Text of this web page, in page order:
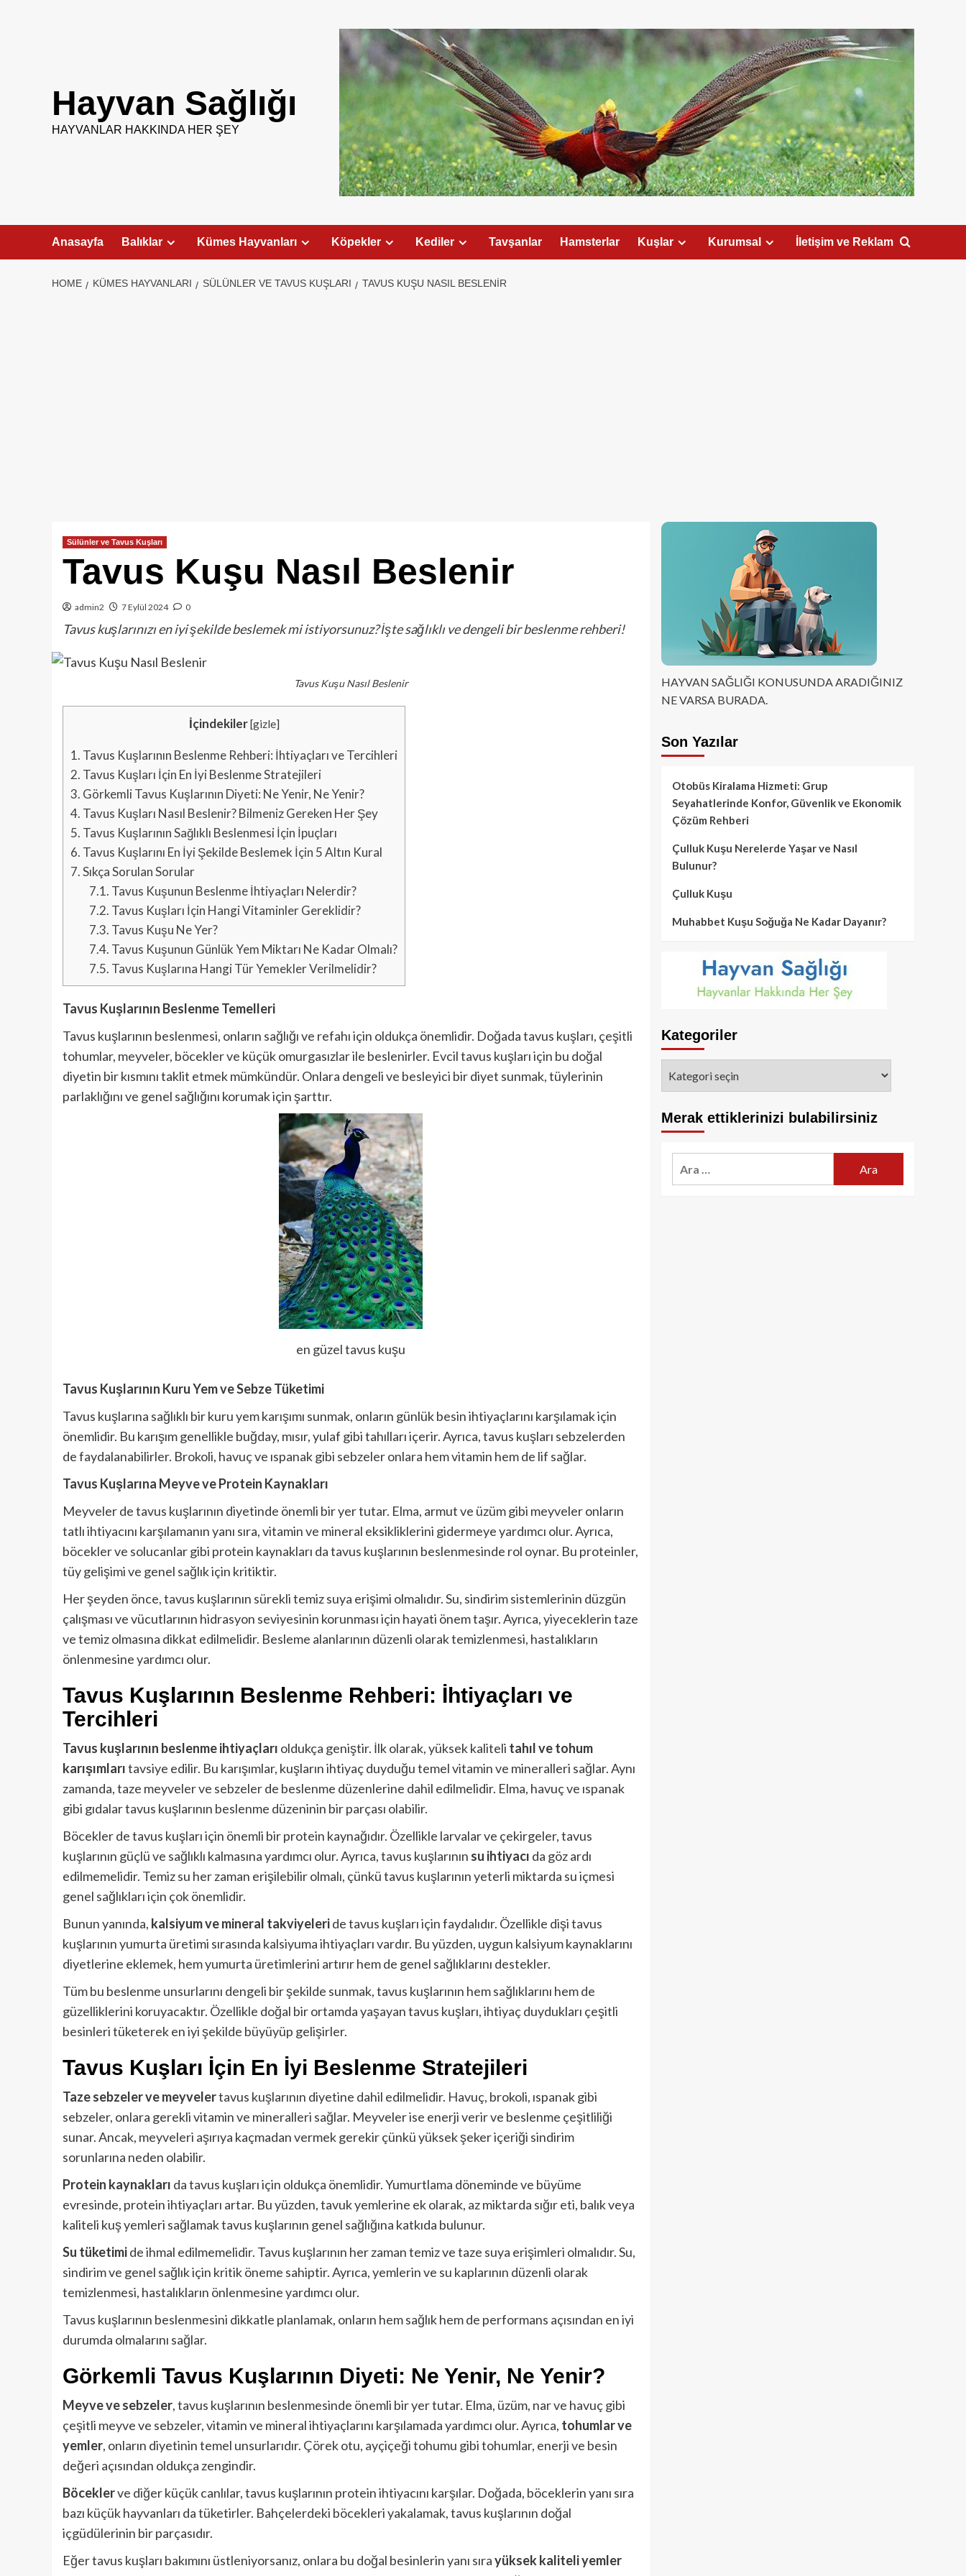
Hayvan Sağlığı
HAYVANLAR HAKKINDA HER ŞEY
Anasayfa Balıklar Kümes Hayvanları Köpekler Kediler Tavşanlar Hamsterlar Kuşlar Kurumsal İletişim ve Reklam
HOME KÜMES HAYVANLARI SÜLÜNLER VE TAVUS KUŞLARI TAVUS KUŞU NASIL BESLENIR
Sülünler ve Tavus Kuşları
Tavus Kuşu Nasıl Beslenir
admin2 7 Eylül 2024 0
Tavus kuşlarınızı en iyi şekilde beslemek mi istiyorsunuz? İşte sağlıklı ve dengeli bir beslenme rehberi!
Tavus Kuşu Nasıl Beslenir
İçindekiler[gizle]
1. Tavus Kuşlarının Beslenme Rehberi: İhtiyaçları ve Tercihleri
2. Tavus Kuşları İçin En İyi Beslenme Stratejileri
3. Görkemli Tavus Kuşlarının Diyeti: Ne Yenir, Ne Yenir?
4. Tavus Kuşları Nasıl Beslenir? Bilmeniz Gereken Her Şey
5. Tavus Kuşlarının Sağlıklı Beslenmesi İçin İpuçları
6. Tavus Kuşlarını En İyi Şekilde Beslemek İçin 5 Altın Kural
7.Sıkça Sorulan Sorular
7.1. Tavus Kuşunun Beslenme İhtiyaçları Nelerdir?
7.2. Tavus Kuşları İçin Hangi Vitaminler Gereklidir?
7.3. Tavus Kuşu Ne Yer?
7.4. Tavus Kuşunun Günlük Yem Miktarı Ne Kadar Olmalı?
7.5. Tavus Kuşlarına Hangi Tür Yemekler Verilmelidir?
Tavus Kuşlarının Beslenme Temelleri
Tavus kuşlarının beslenmesi, onların sağlığı ve refahı için oldukça önemlidir. Doğada tavus kuşları, çeşitli
tohumlar, meyveler, böcekler ve küçük omurgasızlar ile beslenirler. Evcil tavus kuşları için bu doğal
diyetin bir kısmını taklit etmek mümkündür. Onlara dengeli ve besleyici bir diyet sunmak, tüylerinin
parlaklığını ve genel sağlığını korumak için şarttır.
en güzel tavus kuşu
Tavus Kuşlarının Kuru Yem ve Sebze Tüketimi
Tavus kuşlarına sağlıklı bir kuru yem karışımı sunmak, onların günlük besin ihtiyaçlarını karşılamak için
önemlidir. Bu karışım genellikle buğday, mısır, yulaf gibi tahılları içerir. Ayrıca, tavus kuşları sebzelerden
de faydalanabilirler. Brokoli, havuç ve ıspanak gibi sebzeler onlara hem vitamin hem de lif sağlar.
Tavus Kuşlarına Meyve ve Protein Kaynakları
Meyveler de tavus kuşlarının diyetinde önemli bir yer tutar. Elma, armut ve üzüm gibi meyveler onların
tatlı ihtiyacını karşılamanın yanı sıra, vitamin ve mineral eksikliklerini gidermeye yardımcı olur. Ayrıca,
böcekler ve solucanlar gibi protein kaynakları da tavus kuşlarının beslenmesinde rol oynar. Bu proteinler,
tüy gelişimi ve genel sağlık için kritiktir.
Her şeyden önce, tavus kuşlarının sürekli temiz suya erişimi olmalıdır. Su, sindirim sistemlerinin düzgün
çalışması ve vücutlarının hidrasyon seviyesinin korunması için hayati önem taşır. Ayrıca, yiyeceklerin taze
ve temiz olmasına dikkat edilmelidir. Besleme alanlarının düzenli olarak temizlenmesi, hastalıkların
önlenmesine yardımcı olur.
Tavus Kuşlarının Beslenme Rehberi: İhtiyaçları ve
Tercihleri
Tavus kuşlarının beslenme ihtiyaçları oldukça geniştir. İlk olarak, yüksek kaliteli tahıl ve tohum
karışımlarıtavsiye edilir. Bu karışımlar, kuşların ihtiyaç duyduğu temel vitamin ve mineralleri sağlar. Aynı
zamanda, taze meyveler ve sebzeler de beslenme düzenlerine dahil edilmelidir. Elma, havuç ve ıspanak
gibi gıdalar tavus kuşlarının beslenme düzeninin bir parçası olabilir.
Böcekler de tavus kuşları için önemli bir protein kaynağıdır. Özellikle larvalar ve çekirgeler, tavus
kuşlarının güçlü ve sağlıklı kalmasına yardımcı olur. Ayrıca, tavus kuşlarının su ihtiyacı da göz ardı
edilmemelidir. Temiz su her zaman erişilebilir olmalı, çünkü tavus kuşlarının yeterli miktarda su içmesi
genel sağlıkları için çok önemlidir.
Bunun yanında, kalsiyum ve mineral takviyeleride tavus kuşları için faydalıdır. Özellikle dişi tavus
kuşlarının yumurta üretimi sırasında kalsiyuma ihtiyaçları vardır. Bu yüzden, uygun kalsiyum kaynaklarını
diyetlerine eklemek, hem yumurta üretimlerini artırır hem de genel sağlıklarını destekler.
Tüm bu beslenme unsurlarını dengeli bir şekilde sunmak, tavus kuşlarının hem sağlıklarını hem de
güzelliklerini koruyacaktır. Özellikle doğal bir ortamda yaşayan tavus kuşları, ihtiyaç duydukları çeşitli
besinleri tüketerek en iyi şekilde büyüyüp gelişirler.
Tavus Kuşları İçin En İyi Beslenme Stratejileri
Taze sebzeler ve meyvelertavus kuşlarının diyetine dahil edilmelidir. Havuç, brokoli, ıspanak gibi
sebzeler, onlara gerekli vitamin ve mineralleri sağlar. Meyveler ise enerji verir ve beslenme çeşitliliği
sunar. Ancak, meyveleri aşırıya kaçmadan vermek gerekir çünkü yüksek şeker içeriği sindirim
sorunlarına neden olabilir.
Protein kaynakları da tavus kuşları için oldukça önemlidir. Yumurtlama döneminde ve büyüme
evresinde, protein ihtiyaçları artar. Bu yüzden, tavuk yemlerine ek olarak, az miktarda sığır eti, balık veya
kaliteli kuş yemleri sağlamak tavus kuşlarının genel sağlığına katkıda bulunur.
Su tüketimide ihmal edilmemelidir. Tavus kuşlarının her zaman temiz ve taze suya erişimleri olmalıdır. Su,
sindirim ve genel sağlık için kritik öneme sahiptir. Ayrıca, yemlerin ve su kaplarının düzenli olarak
temizlenmesi, hastalıkların önlenmesine yardımcı olur.
Tavus kuşlarının beslenmesini dikkatle planlamak, onların hem sağlık hem de performans açısından en iyi
durumda olmalarını sağlar.
Görkemli Tavus Kuşlarının Diyeti: Ne Yenir, Ne Yenir?
Meyve ve sebzeler, tavus kuşlarının beslenmesinde önemli bir yer tutar. Elma, üzüm, nar ve havuç gibi
çeşitli meyve ve sebzeler, vitamin ve mineral ihtiyaçlarını karşılamada yardımcı olur. Ayrıca, tohumlar ve
yemler, onların diyetinin temel unsurlarıdır. Çörek otu, ayçiçeği tohumu gibi tohumlar, enerji ve besin
değeri açısından oldukça zengindir.
Böceklerve diğer küçük canlılar, tavus kuşlarının protein ihtiyacını karşılar. Doğada, böceklerin yanı sıra
bazı küçük hayvanları da tüketirler. Bahçelerdeki böcekleri yakalamak, tavus kuşlarının doğal
içgüdülerinin bir parçasıdır.
Eğer tavus kuşları bakımını üstleniyorsanız, onlara bu doğal besinlerin yanı sırayüksek kaliteli yemler
HAYVAN SAĞLIĞI KONUSUNDA ARADIĞINIZ
NE VARSA BURADA.
Son Yazılar
Otobüs Kiralama Hizmeti: Grup
Seyahatlerinde Konfor, Güvenlik ve Ekonomik
Çözüm Rehberi
Çulluk Kuşu Nerelerde Yaşar ve Nasıl
Bulunur?
Çulluk Kuşu
Muhabbet Kuşu Soğuğa Ne Kadar Dayanır?
Kategoriler
Merak ettiklerinizi bulabilirsiniz